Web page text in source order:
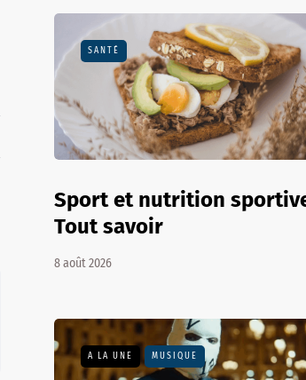
SANTÉ
Sport et nutrition
Tout savoir
8 août 2026
A LA UNE MUSIQUE